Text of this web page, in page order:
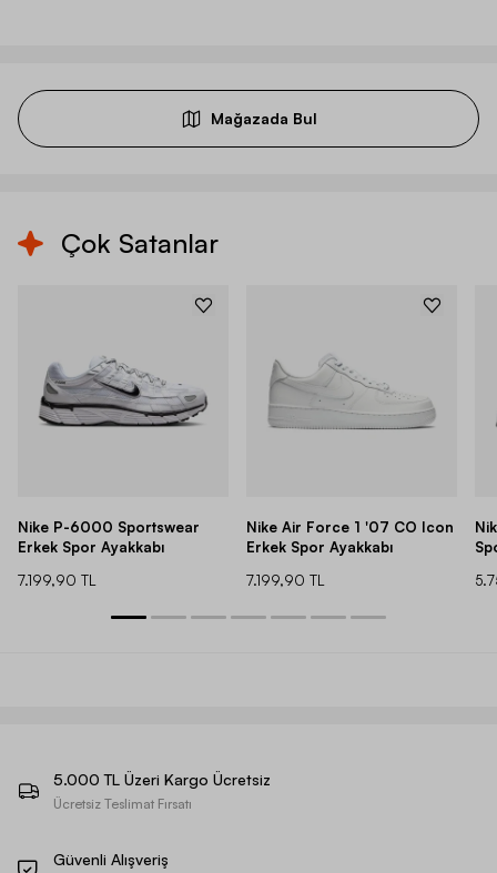
Mağazada Bul
Çok Satanlar
Nike P-6000 Sportswear
Erkek Spor Ayakkabı
7.199,90 TL
Nike Air Force 1 '07 CO Icon
Erkek Spor Ayakkabı
7.199,90 TL
5.000 TL Üzeri Kargo Ücretsiz
Ücretsiz Teslimat Fırsatı
Güvenli Alışveriş